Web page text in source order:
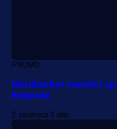
PROMO
Meridianbet zvanični
Belgrade
2 sedmica 3 dan